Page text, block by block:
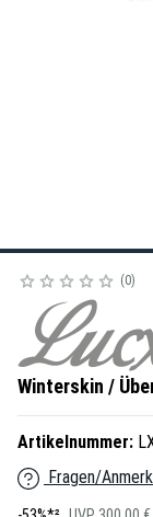
0
Winterskin /
Artikelnummer:
Fragen/